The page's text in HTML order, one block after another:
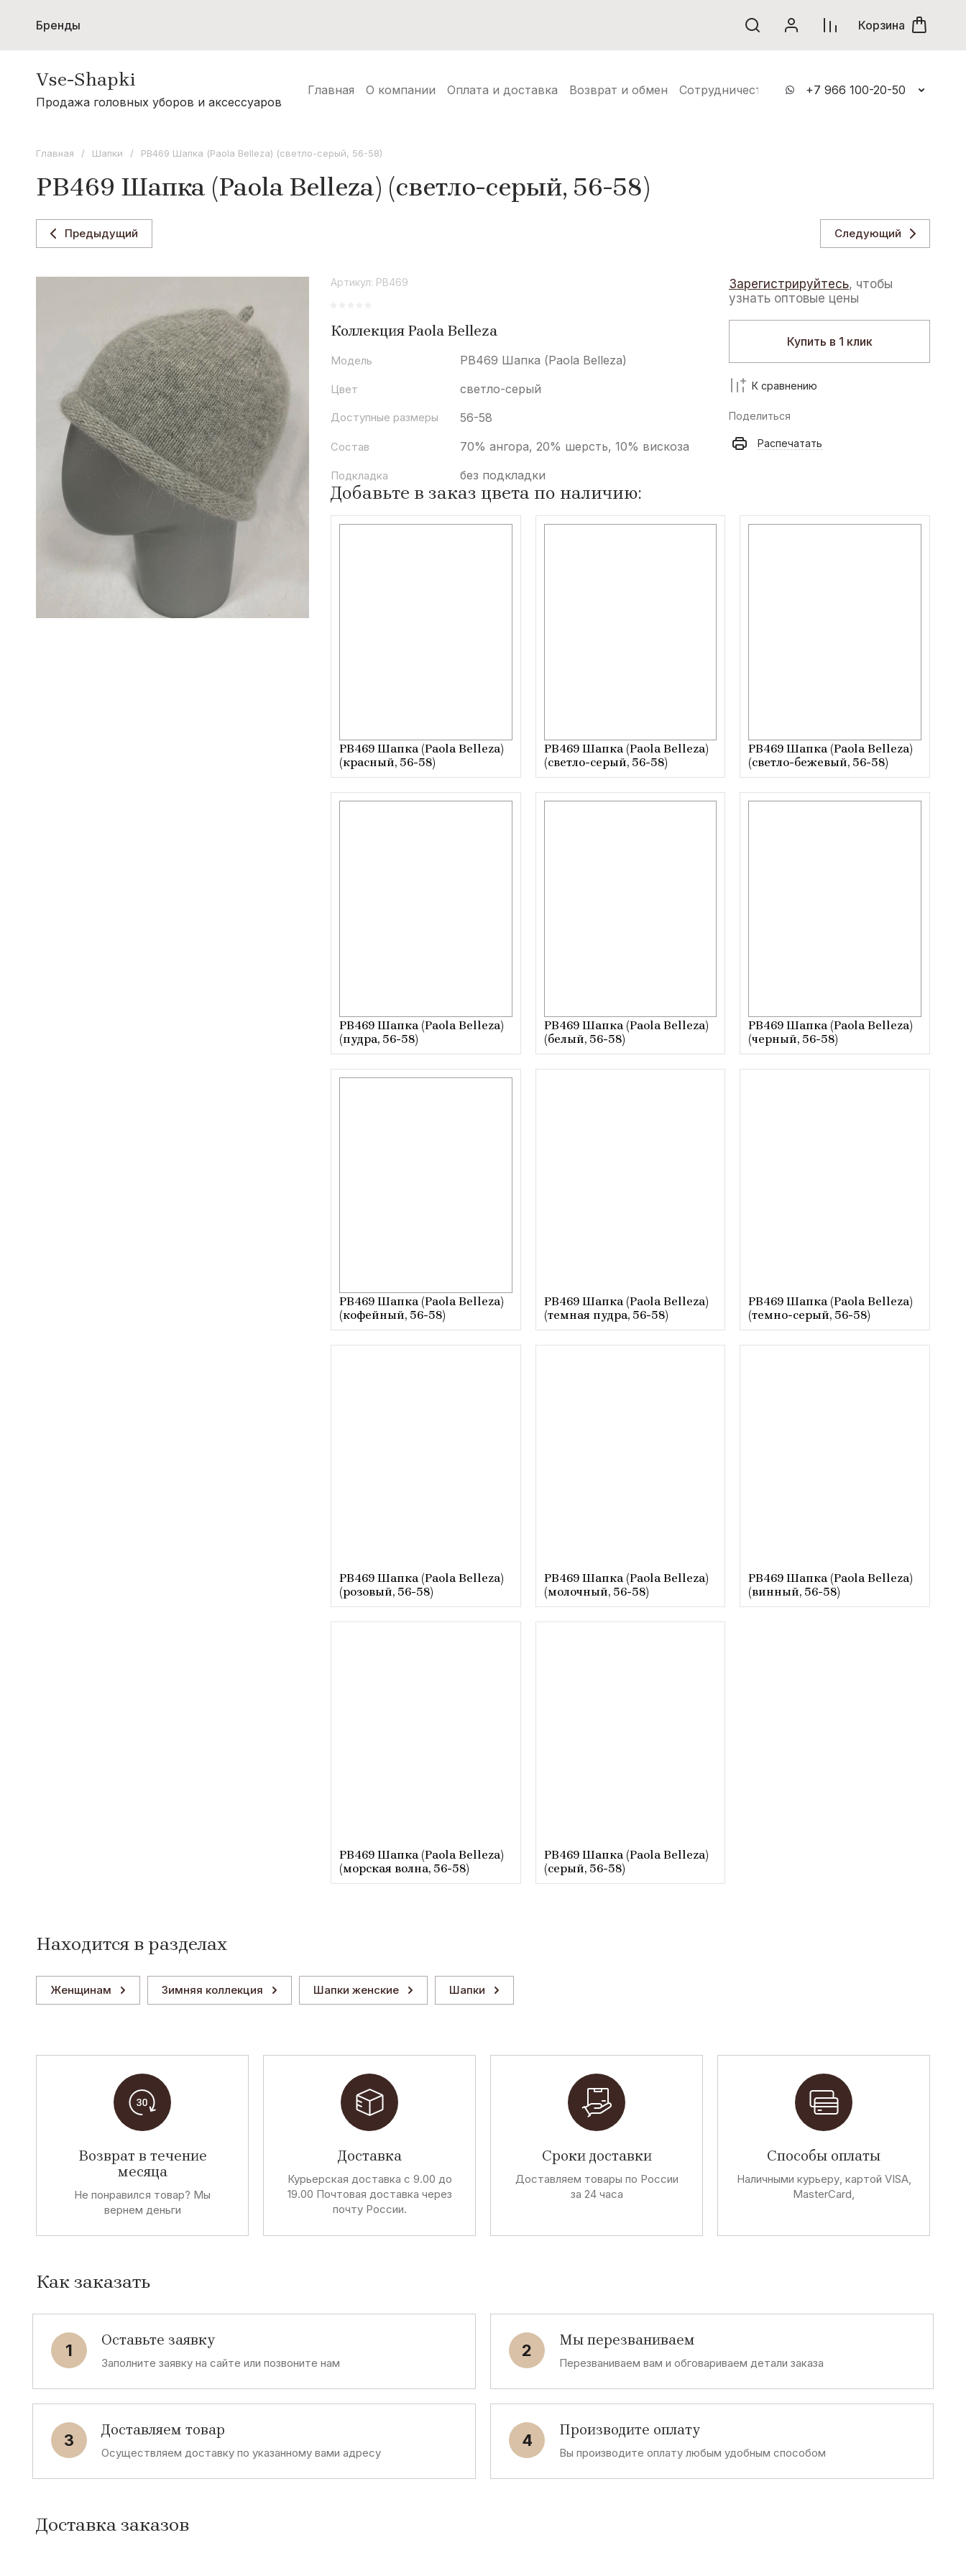
Бренды
А - Я
Коллекция Noryalli
Коллекция Dispacci
Коллекция Wag Concept
Коллекция Paola Belleza
Акции
Корзина
Vse-Shapki
Продажа головных уборов и аксессуаров
Главная О компании Оплата и доставка Возврат и обмен Сотрудничество Контакты
+7 966 100-20-50
Главная / Шапки / PB469 Шапка (Paola Belleza) (светло-серый, 56-58)
PB469 Шапка (Paola Belleza) (светло-серый, 56-58)
Предыдущий Следующий
Артикул: PB469
Коллекция Paola Belleza
Модель PB469 Шапка (Paola Belleza)
Цвет светло-серый
Доступные размеры 56-58
Состав 70% ангора, 20% шерсть, 10% вискоза
Подкладка без подкладки
Зарегистрируйтесь, чтобы
узнать оптовые цены
Купить в 1 клик
К сравнению
Поделиться
Распечатать
Добавьте в заказ цвета по наличию:
PB469 Шапка (Paola Belleza)
(красный, 56-58)
PB469 Шапка (Paola Belleza)
(светло-серый, 56-58)
PB469 Шапка (Paola Belleza)
(светло-бежевый, 56-58)
PB469 Шапка (Paola Belleza)
(пудра, 56-58)
PB469 Шапка (Paola Belleza)
(белый, 56-58)
PB469 Шапка (Paola Belleza)
(черный, 56-58)
PB469 Шапка (Paola Belleza)
(кофейный, 56-58)
PB469 Шапка (Paola Belleza)
(темная пудра, 56-58)
PB469 Шапка (Paola Belleza)
(темно-серый, 56-58)
PB469 Шапка (Paola Belleza)
(розовый, 56-58)
PB469 Шапка (Paola Belleza)
(молочный, 56-58)
PB469 Шапка (Paola Belleza)
(винный, 56-58)
PB469 Шапка (Paola Belleza)
(морская волна, 56-58)
PB469 Шапка (Paola Belleza)
(серый, 56-58)
Находится в разделах
Женщинам Зимняя коллекция Шапки женские Шапки
Возврат в течение
месяца
Не понравился товар? Мы
вернем деньги
Доставка
Курьерская доставка с 9.00 до
19.00 Почтовая доставка через
почту России.
Сроки доставки
Доставляем товары по России
за 24 часа
Способы оплаты
Наличными курьеру, картой VISA,
MasterCard,
Как заказать
1
Оставьте заявку
Заполните заявку на сайте или позвоните нам
2
Мы перезваниваем
Перезваниваем вам и обговариваем детали заказа
3
Доставляем товар
Осуществляем доставку по указанному вами адресу
4
Производите оплату
Вы производите оплату любым удобным способом
Доставка заказов